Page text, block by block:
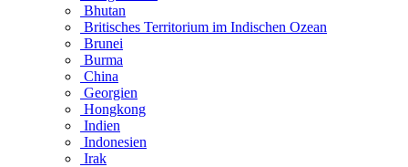
Bhutan
Britisches Territorium im Indischen Ozean
Brunei
Burma
China
Georgien
Hongkong
Indien
Indonesien
Irak